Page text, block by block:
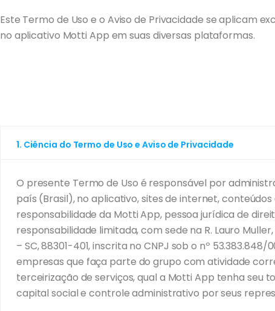
Este Termo de Uso e o Aviso de Privacidade se aplicam
no aplicativo Motti App em suas diversas plataformas.
1. Ciência do Termo de Uso e Aviso de Privacidade
O presente Termo de Uso é responsável por
país (Brasil), no aplicativo, sites de internet, conteúdos
responsabilidade da Motti App, pessoa jurídica de
responsabilidade limitada, com sede na R. Lauro Muller,
– SC, 88301-401, inscrita no CNPJ sob o nº 53.383.848/
empresas que faça parte do grupo com atividade
terceirização de serviços, qual a Motti App tenha seu
capital social e controle administrativo por seus